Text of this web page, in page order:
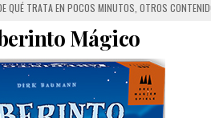
QUÉ TRATA EN POCOS MINUTOS OTROS
Mágico